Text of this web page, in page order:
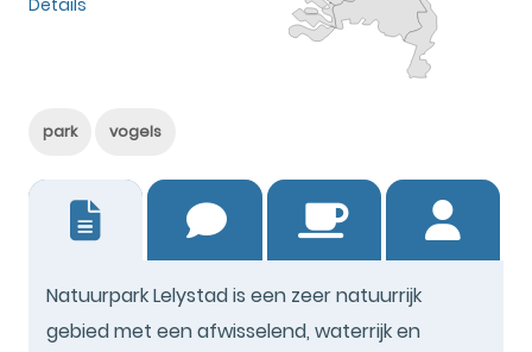
Details
park vogels
Natuurpark Lelystad is een zeer natuurrijk
gebied met een afwisselend, waterrijk en